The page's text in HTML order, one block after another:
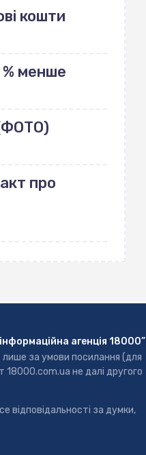
кошти
% менше
про
агенція 18000”
лише за умови посилання (для
18000.com.ua не далі другого
відповідальності за думки,